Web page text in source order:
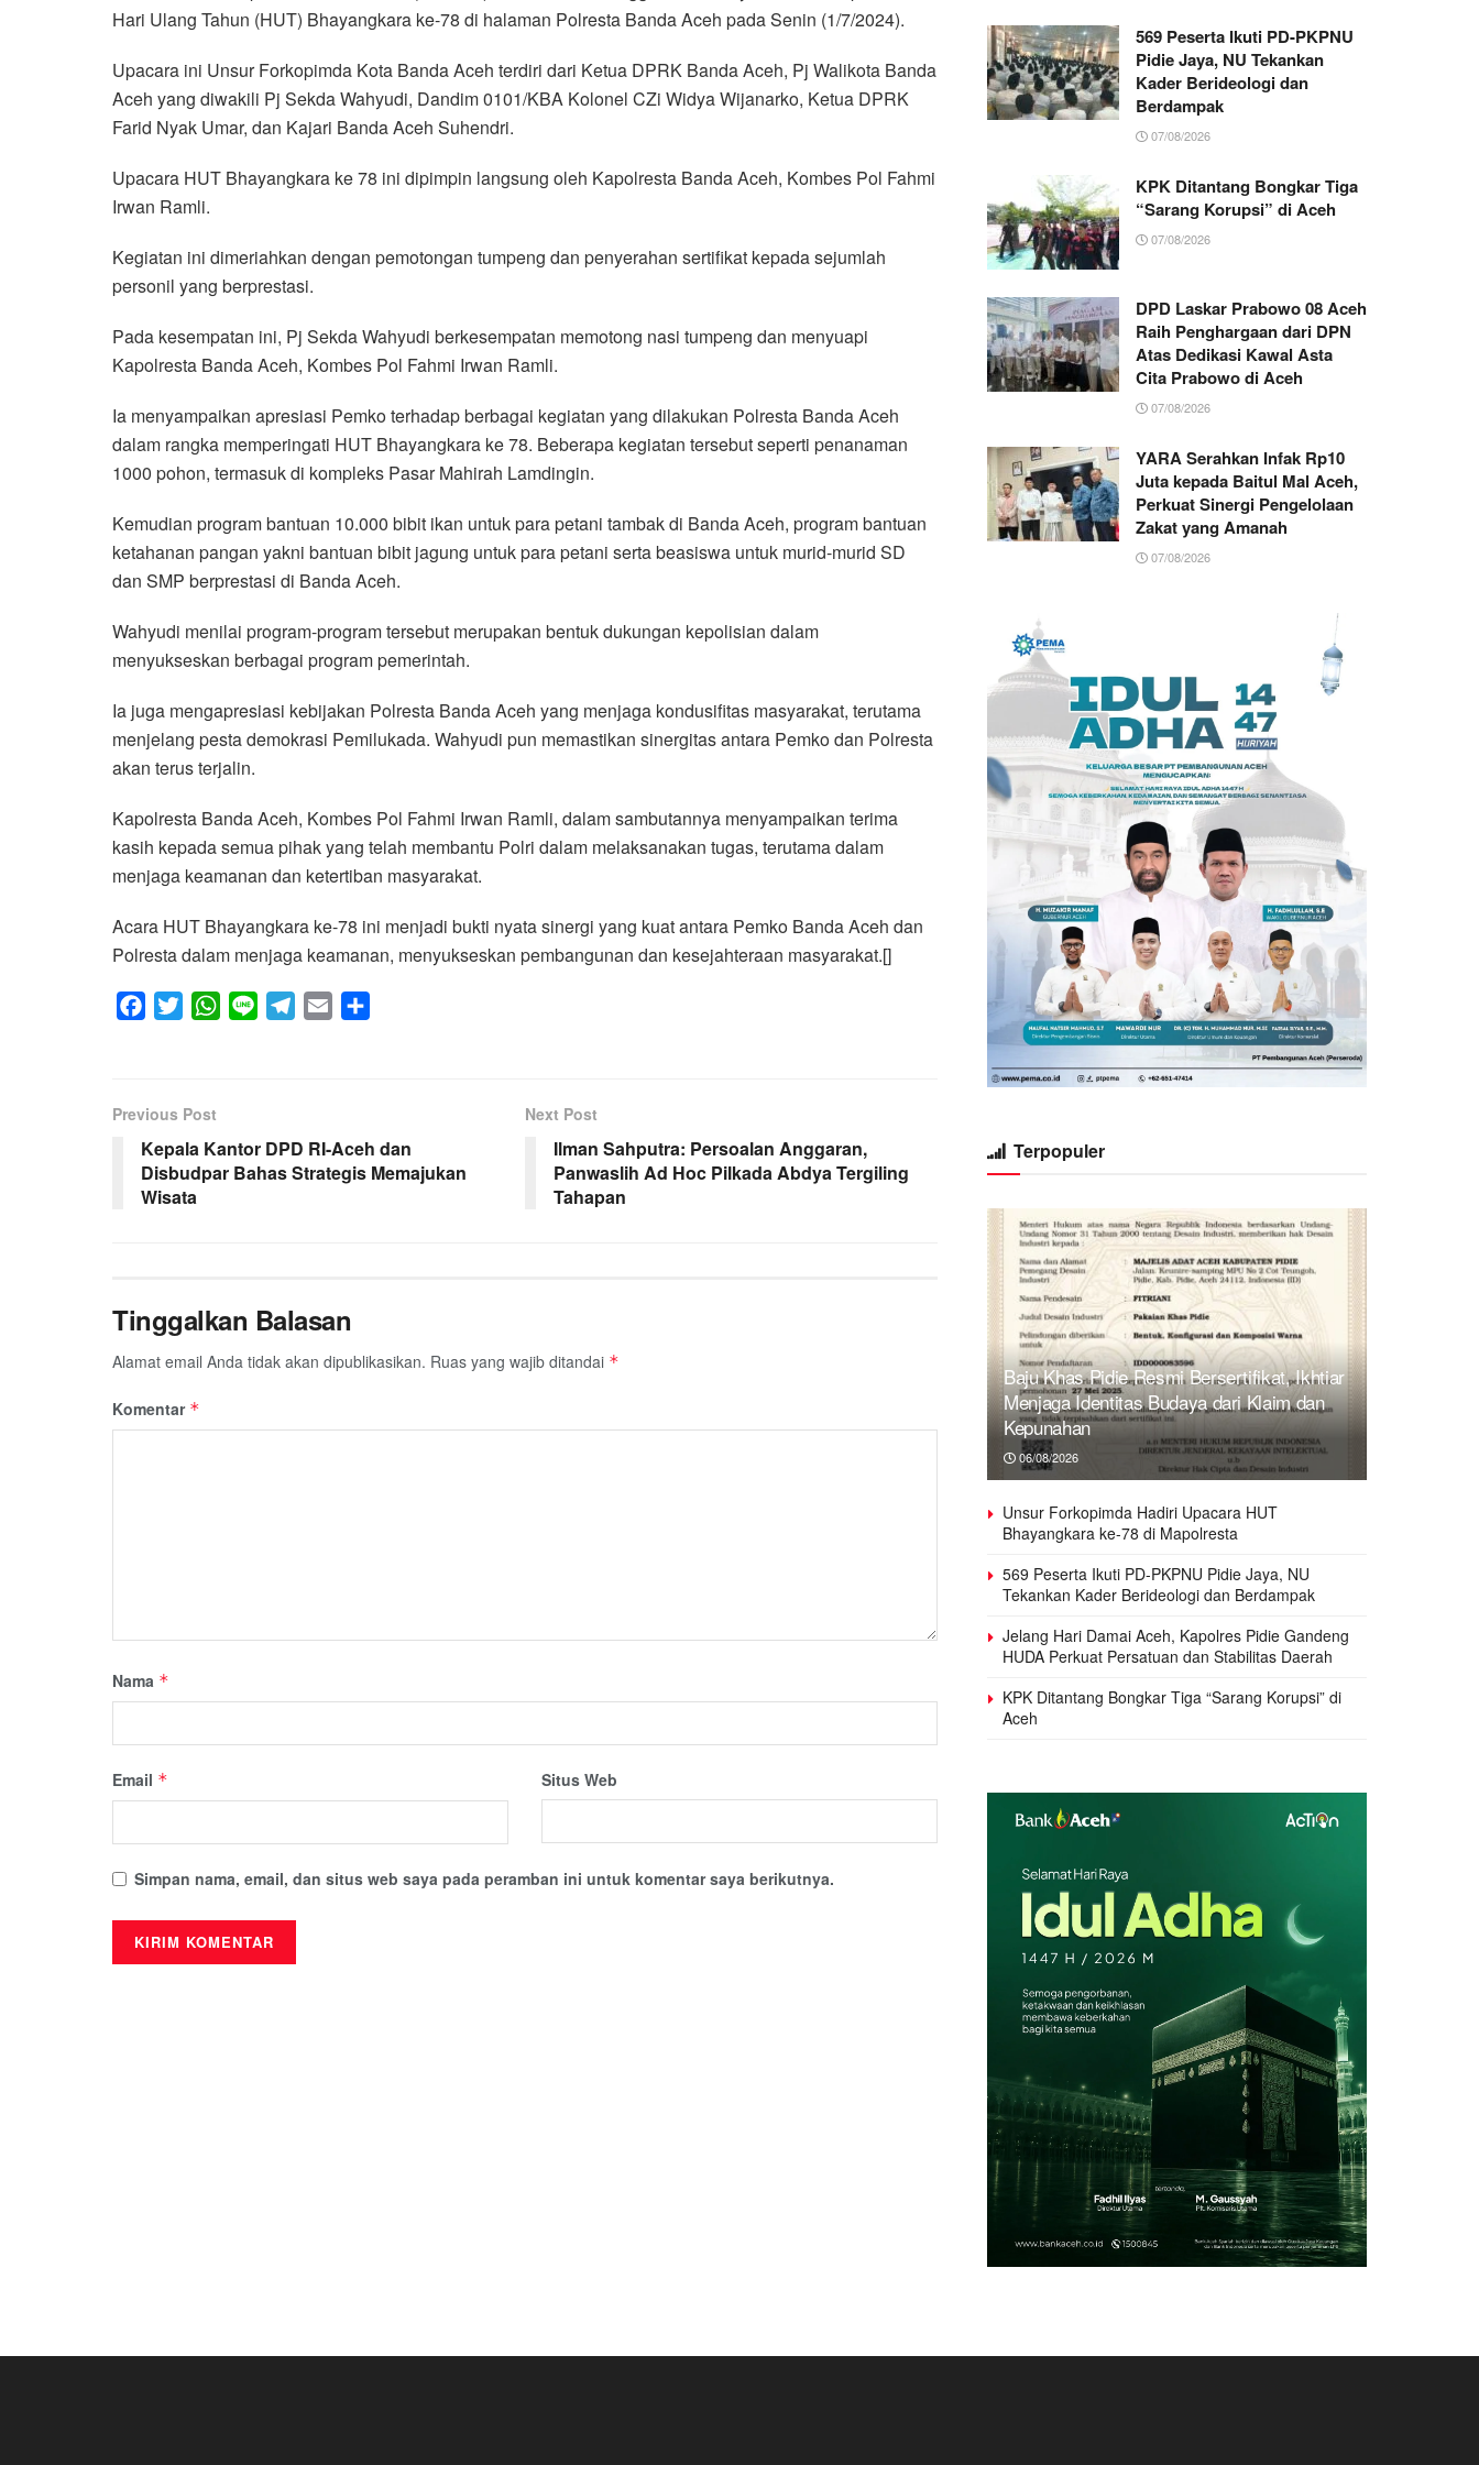
e
o
o
k
t
e
r
t
A
p
p
e
e
r
a
m
i
r
Hari Ulang Tahun (HUT) Bhayangkara ke-78 di halaman Polresta Banda Aceh pada Senin (1/7/2024).
Upacara ini Unsur Forkopimda Kota Banda Aceh terdiri dari Ketua DPRK Banda Aceh, Pj Walikota Banda
Aceh yang diwakili Pj Sekda Wahyudi, Dandim 0101/KBA Kolonel CZi Widya Wijanarko, Ketua DPRK
Farid Nyak Umar, dan Kajari Banda Aceh Suhendri.
Upacara HUT Bhayangkara ke 78 ini dipimpin langsung oleh Kapolresta Banda Aceh, Kombes Pol Fahmi
Irwan Ramli.
Kegiatan ini dimeriahkan dengan pemotongan tumpeng dan penyerahan sertifikat kepada sejumlah
personil yang berprestasi.
Pada kesempatan ini, Pj Sekda Wahyudi berkesempatan memotong nasi tumpeng dan menyuapi
Kapolresta Banda Aceh, Kombes Pol Fahmi Irwan Ramli.
Ia menyampaikan apresiasi Pemko terhadap berbagai kegiatan yang dilakukan Polresta Banda Aceh
dalam rangka memperingati HUT Bhayangkara ke 78. Beberapa kegiatan tersebut seperti penanaman
1000 pohon, termasuk di kompleks Pasar Mahirah Lamdingin.
Kemudian program bantuan 10.000 bibit ikan untuk para petani tambak di Banda Aceh, program bantuan
ketahanan pangan yakni bantuan bibit jagung untuk para petani serta beasiswa untuk murid-murid SD
dan SMP berprestasi di Banda Aceh.
Wahyudi menilai program-program tersebut merupakan bentuk dukungan kepolisian dalam
menyukseskan berbagai program pemerintah.
Ia juga mengapresiasi kebijakan Polresta Banda Aceh yang menjaga kondusifitas masyarakat, terutama
menjelang pesta demokrasi Pemilukada. Wahyudi pun memastikan sinergitas antara Pemko dan Polresta
akan terus terjalin.
Kapolresta Banda Aceh, Kombes Pol Fahmi Irwan Ramli, dalam sambutannya menyampaikan terima
kasih kepada semua pihak yang telah membantu Polri dalam melaksanakan tugas, terutama dalam
menjaga keamanan dan ketertiban masyarakat.
Acara HUT Bhayangkara ke-78 ini menjadi bukti nyata sinergi yang kuat antara Pemko Banda Aceh dan
Polresta dalam menjaga keamanan, menyukseskan pembangunan dan kesejahteraan masyarakat.[]
b
o
o
k
t
e
r
W
A
p
r
a
Previous Post
Kepala Kantor DPD RI-Aceh dan
Disbudpar Bahas Strategis Memajukan
Wisata
Next Post
Ilman Sahputra: Persoalan Anggaran,
Panwaslih Ad Hoc Pilkada Abdya Tergiling
Tahapan
Tinggalkan Balasan
Alamat email Anda tidak akan dipublikasikan. Ruas yang wajib ditandai *
Komentar *
Nama *
Email * Situs Web
Simpan nama, email, dan situs web saya pada peramban ini untuk komentar saya berikutnya.
569 Peserta Ikuti PD-PKPNU
Pidie Jaya, NU Tekankan
Kader Berideologi dan
Berdampak
07/08/2026
KPK Ditantang Bongkar Tiga
“Sarang Korupsi” di Aceh
07/08/2026
DPD Laskar Prabowo 08 Aceh
Raih Penghargaan dari DPN
Atas Dedikasi Kawal Asta
Cita Prabowo di Aceh
07/08/2026
YARA Serahkan Infak Rp10
Juta kepada Baitul Mal Aceh,
Perkuat Sinergi Pengelolaan
Zakat yang Amanah ‎
07/08/2026
Terpopuler
Baju Khas Pidie Resmi Bersertifikat, Ikhtiar
Menjaga Identitas Budaya dari Klaim dan
Kepunahan
06/08/2026
Unsur Forkopimda Hadiri Upacara HUT
Bhayangkara ke-78 di Mapolresta
569 Peserta Ikuti PD-PKPNU Pidie Jaya, NU
Tekankan Kader Berideologi dan Berdampak
Jelang Hari Damai Aceh, Kapolres Pidie Gandeng
HUDA Perkuat Persatuan dan Stabilitas Daerah
KPK Ditantang Bongkar Tiga “Sarang Korupsi” di
Aceh